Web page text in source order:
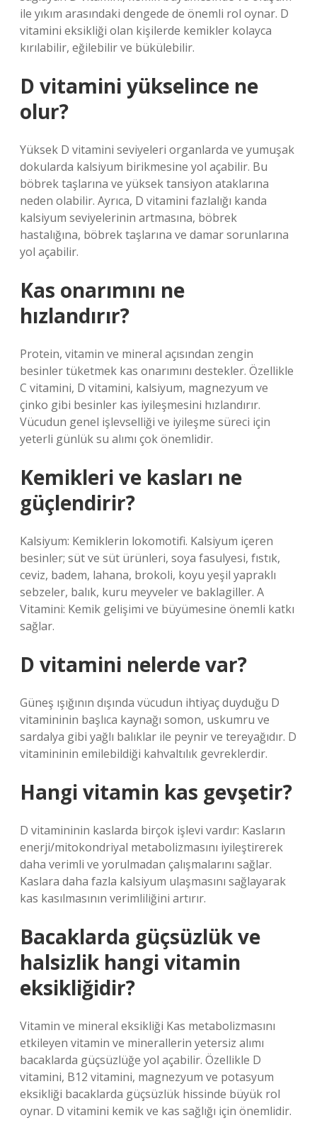
ile yıkım arasındaki dengede de önemli rol oynar. D
vitamini eksikliği olan kişilerde kemikler kolayca
kırılabilir, eğilebilir ve bükülebilir.
D vitamini yükselince ne
olur?
Yüksek D vitamini seviyeleri organlarda ve yumuşak
dokularda kalsiyum birikmesine yol açabilir. Bu
böbrek taşlarına ve yüksek tansiyon ataklarına
neden olabilir. Ayrıca, D vitamini fazlalığı kanda
kalsiyum seviyelerinin artmasına, böbrek
hastalığına, böbrek taşlarına ve damar sorunlarına
yol açabilir.
Kas onarımını ne
hızlandırır?
Protein, vitamin ve mineral açısından zengin
besinler tüketmek kas onarımını destekler. Özellikle
C vitamini, D vitamini, kalsiyum, magnezyum ve
çinko gibi besinler kas iyileşmesini hızlandırır.
Vücudun genel işlevselliği ve iyileşme süreci için
yeterli günlük su alımı çok önemlidir.
Kemikleri ve kasları ne
güçlendirir?
Kalsiyum: Kemiklerin lokomotifi. Kalsiyum içeren
besinler; süt ve süt ürünleri, soya fasulyesi, fıstık,
ceviz, badem, lahana, brokoli, koyu yeşil yapraklı
sebzeler, balık, kuru meyveler ve baklagiller. A
Vitamini: Kemik gelişimi ve büyümesine önemli katkı
sağlar.
D vitamini nelerde var?
Güneş ışığının dışında vücudun ihtiyaç duyduğu D
vitamininin başlıca kaynağı somon, uskumru ve
sardalya gibi yağlı balıklar ile peynir ve tereyağıdır. D
vitamininin emilebildiği kahvaltılık gevreklerdir.
Hangi vitamin kas gevşetir?
D vitamininin kaslarda birçok işlevi vardır: Kasların
enerji/mitokondriyal metabolizmasını iyileştirerek
daha verimli ve yorulmadan çalışmalarını sağlar.
Kaslara daha fazla kalsiyum ulaşmasını sağlayarak
kas kasılmasının verimliliğini artırır.
Bacaklarda güçsüzlük ve
halsizlik hangi vitamin
eksikliğidir?
Vitamin ve mineral eksikliği Kas metabolizmasını
etkileyen vitamin ve minerallerin yetersiz alımı
bacaklarda güçsüzlüğe yol açabilir. Özellikle D
vitamini, B12 vitamini, magnezyum ve potasyum
eksikliği bacaklarda güçsüzlük hissinde büyük rol
oynar. D vitamini kemik ve kas sağlığı için önemlidir.